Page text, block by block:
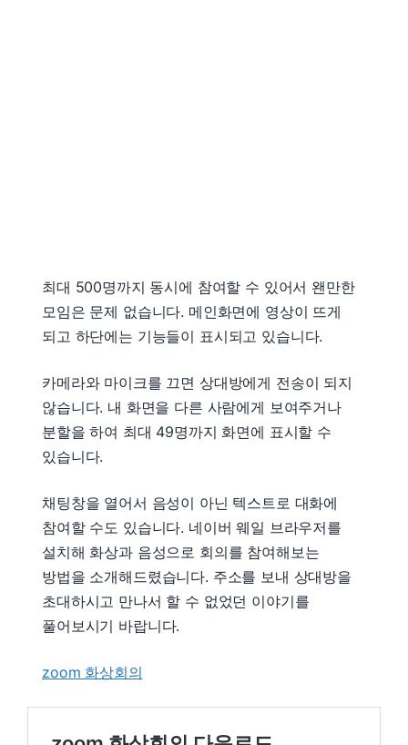
최대 500명까지 동시에 참여할 수 있어서 왠만한
모임은 문제 없습니다. 메인화면에 영상이 뜨게
되고 하단에는 기능들이 표시되고 있습니다.
카메라와 마이크를 끄면 상대방에게 전송이 되지
않습니다. 내 화면을 다른 사람에게 보여주거나
분할을 하여 최대 49명까지 화면에 표시할 수
있습니다.
채팅창을 열어서 음성이 아닌 텍스트로 대화에
참여할 수도 있습니다. 네이버 웨일 브라우저를
설치해 화상과 음성으로 회의를 참여해보는
방법을 소개해드렸습니다. 주소를 보내 상대방을
초대하시고 만나서 할 수 없었던 이야기를
풀어보시기 바랍니다.
zoom 화상회의